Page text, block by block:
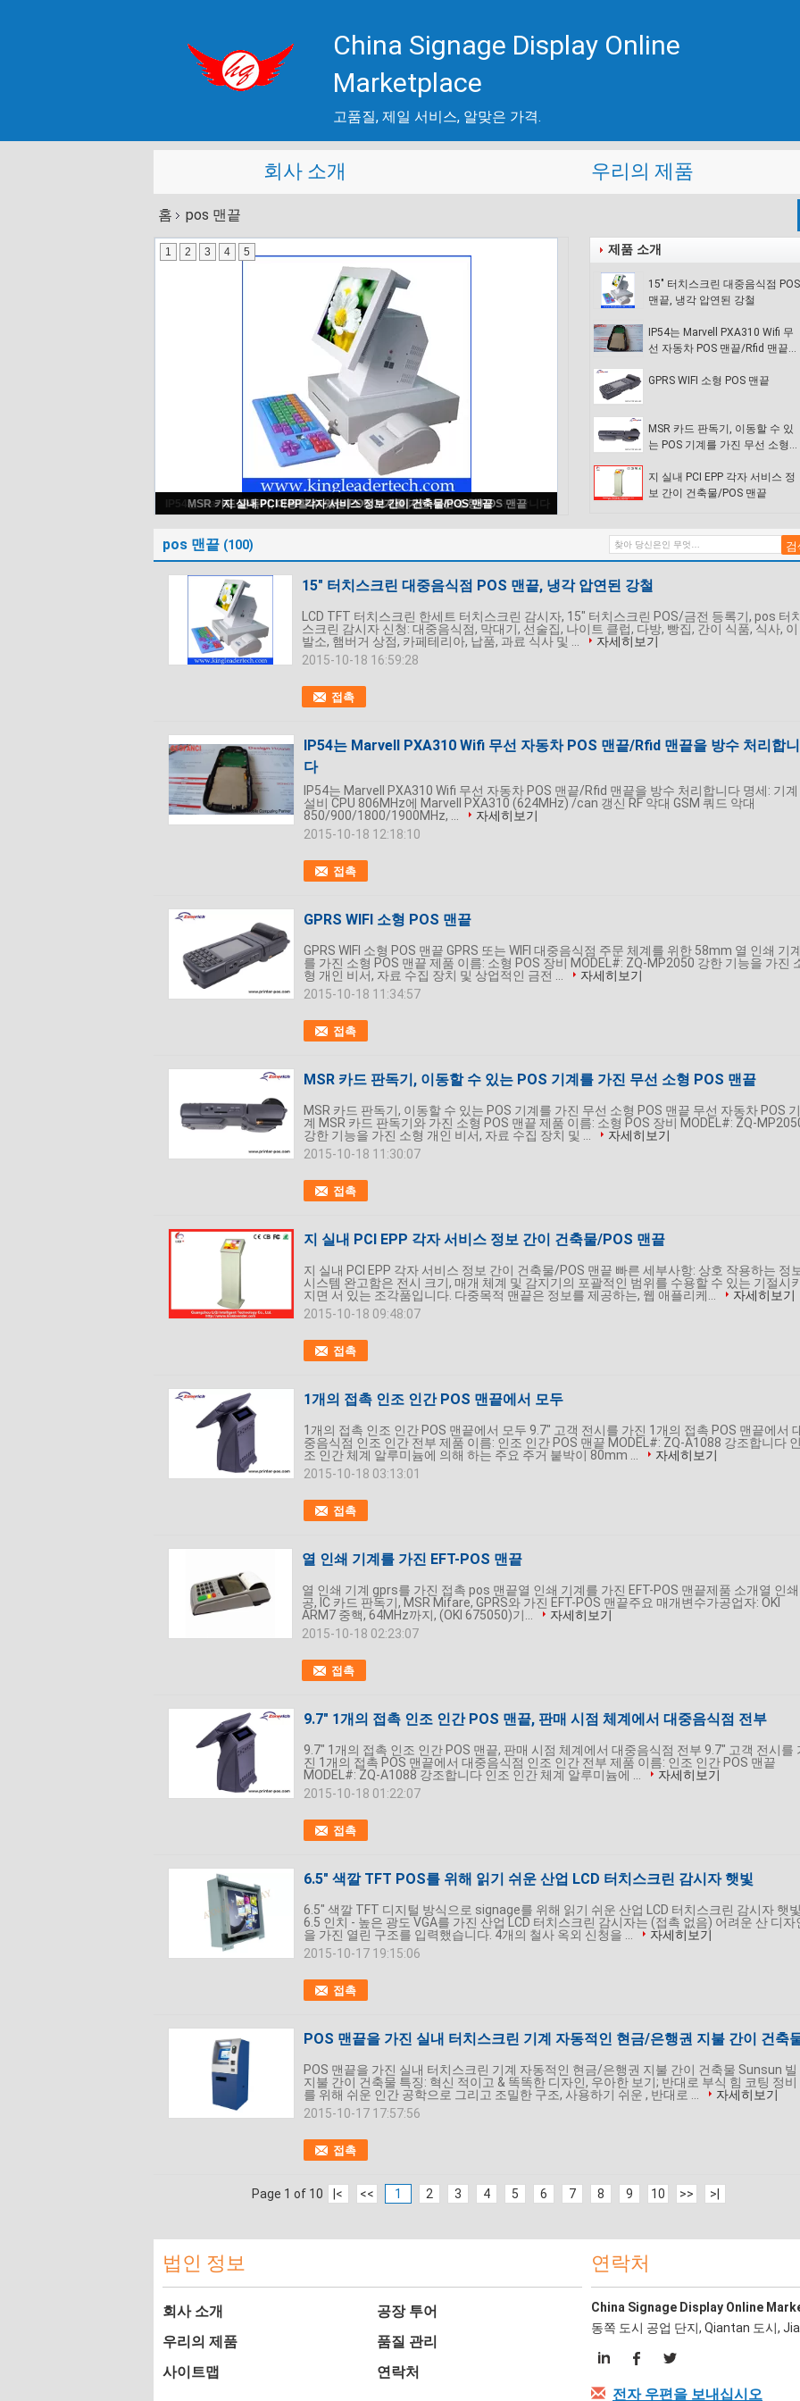
China Signage Display Online
Marketplace
고품질, 제일 서비스, 알맞은 가격.
회사 소개 우리의 제품
홈 pos 맨끝
제품 소개
15" 터치스크린 대중음식점 POS
맨끝, 냉각 압연된 강철
IP54는 Marvell PXA310 Wifi 무
선 자동차 POS 맨끝/Rfid 맨끝을
GPRS WIFI 소형 POS 맨끝
MSR 카드 판독기, 이동할 수 있
는 POS 기계를 가진 무선 소형
지 실내 PCI EPP 각자 서비스 정
보 간이 건축물/POS 맨끝
15" 터치스크린 대중음식점 POS 맨끝, 냉각 압연된 강철
1 2 3 4 5
pos 맨끝 (100)
15" 터치스크린 대중음식점 POS 맨끝, 냉각 압연된 강철
접촉
LCD TFT 터치스크린 한세트 터치스크린 감시자, 15" 터치스크린 POS/금전 등록기, pos 터
스크린 감시자 신청: 대중음식점, 막대기, 선술집, 나이트 클럽, 다방, 빵집, 간이 식품, 식사, 이
발소, 햄버거 상점, 카페테리아, 납품, 과료 식사 및 ...
자세히보기
2015-10-18 16:59:28
IP54는 Marvell PXA310 Wifi 무선 자동차 POS 맨끝/Rfid 맨끝을 방수 처리합니
다
접촉
IP54는 Marvell PXA310 Wifi 무선 자동차 POS 맨끝/Rfid 맨끝을 방수 처리합니다 명세: 기계
설비 CPU 806MHz에 Marvell PXA310 (624MHz) /can 갱신 RF 악대 GSM 쿼드 악대
850/900/1800/1900MHz, ...
자세히보기
2015-10-18 12:18:10
GPRS WIFI 소형 POS 맨끝
접촉
GPRS WIFI 소형 POS 맨끝 GPRS 또는 WIFI 대중음식점 주문 체계를 위한 58mm 열 인쇄 기계
를 가진 소형 POS 맨끝 제품 이름: 소형 POS 장비 MODEL#: ZQ-MP2050 강한 기능을 가진
형 개인 비서, 자료 수집 장치 및 상업적인 금전 ...
자세히보기
2015-10-18 11:34:57
MSR 카드 판독기, 이동할 수 있는 POS 기계를 가진 무선 소형 POS 맨끝
접촉
MSR 카드 판독기, 이동할 수 있는 POS 기계를 가진 무선 소형 POS 맨끝 무선 자동차 POS 기
계 MSR 카드 판독기와 가진 소형 POS 맨끝 제품 이름: 소형 POS 장비 MODEL#: ZQ-
강한 기능을 가진 소형 개인 비서, 자료 수집 장치 및 ...
자세히보기
2015-10-18 11:30:07
지 실내 PCI EPP 각자 서비스 정보 간이 건축물/POS 맨끝
접촉
지 실내 PCI EPP 각자 서비스 정보 간이 건축물/POS 맨끝 빠른 세부사항: 상호 작용하는 정
시스템 완고함은 전시 크기, 매개 체계 및 감지기의 포괄적인 범위를 수용할 수 있는 기절시
지면 서 있는 조각품입니다. 다중목적 맨끝은 정보를 제공하는, 웹 애플리케...
자세히보기
2015-10-18 09:48:07
1개의 접촉 인조 인간 POS 맨끝에서 모두
접촉
1개의 접촉 인조 인간 POS 맨끝에서 모두 9.7" 고객 전시를 가진 1개의 접촉 POS 맨끝에서
중음식점 인조 인간 전부 제품 이름: 인조 인간 POS 맨끝 MODEL#: ZQ-A1088 강조합니다 인
조 인간 체계 알루미늄에 의해 하는 주요 주거 붙박이 80mm ...
자세히보기
2015-10-18 03:13:01
열 인쇄 기계를 가진 EFT-POS 맨끝
접촉
열 인쇄 기계 gprs를 가진 접촉 pos 맨끝열 인쇄 기계를 가진 EFT-POS 맨끝제품 소개열 인쇄
공, IC 카드 판독기, MSR Mifare, GPRS와 가진 EFT-POS 맨끝주요 매개변수가공업자: OKI
ARM7 중핵, 64MHz까지, (OKI 675050)기...
자세히보기
2015-10-18 02:23:07
9.7" 1개의 접촉 인조 인간 POS 맨끝, 판매 시점 체계에서 대중음식점 전부
접촉
9.7" 1개의 접촉 인조 인간 POS 맨끝, 판매 시점 체계에서 대중음식점 전부 9.7" 고객 전시를
진 1개의 접촉 POS 맨끝에서 대중음식점 인조 인간 전부 제품 이름: 인조 인간 POS 맨끝
MODEL#: ZQ-A1088 강조합니다 인조 인간 체계 알루미늄에 ...
자세히보기
2015-10-18 01:22:07
6.5" 색깔 TFT POS를 위해 읽기 쉬운 산업 LCD 터치스크린 감시자 햇빛
접촉
6.5" 색깔 TFT 디지털 방식으로 signage를 위해 읽기 쉬운 산업 LCD 터치스크린 감시자 햇빛
6.5 인치 - 높은 광도 VGA를 가진 산업 LCD 터치스크린 감시자는 (접촉 없음) 어려운 산 디자
을 가진 열린 구조를 입력했습니다. 4개의 철사 옥외 신청을 ...
자세히보기
2015-10-17 19:15:06
POS 맨끝을 가진 실내 터치스크린 기계 자동적인 현금/은행권 지불 간이 건축
접촉
POS 맨끝을 가진 실내 터치스크린 기계 자동적인 현금/은행권 지불 간이 건축물 Sunsun 빌
지불 간이 건축물 특징: 혁신 적이고 & 똑똑한 디자인, 우아한 보기; 반대로 부식 힘 코팅 정비
를 위해 쉬운 인간 공학으로 그리고 조밀한 구조, 사용하기 쉬운 , 반대로 ...
자세히보기
2015-10-17 17:57:56
Page 1 of 10 |< << 1 2 3 4 5 6 7 8 9 10 >> >|
법인 정보
회사 소개
우리의 제품
사이트맵
공장 투어
품질 관리
연락처
연락처
China Signage Display Online
동쪽 도시 공업 단지, Qiantan 도시,
전자 우편을 보내십시오